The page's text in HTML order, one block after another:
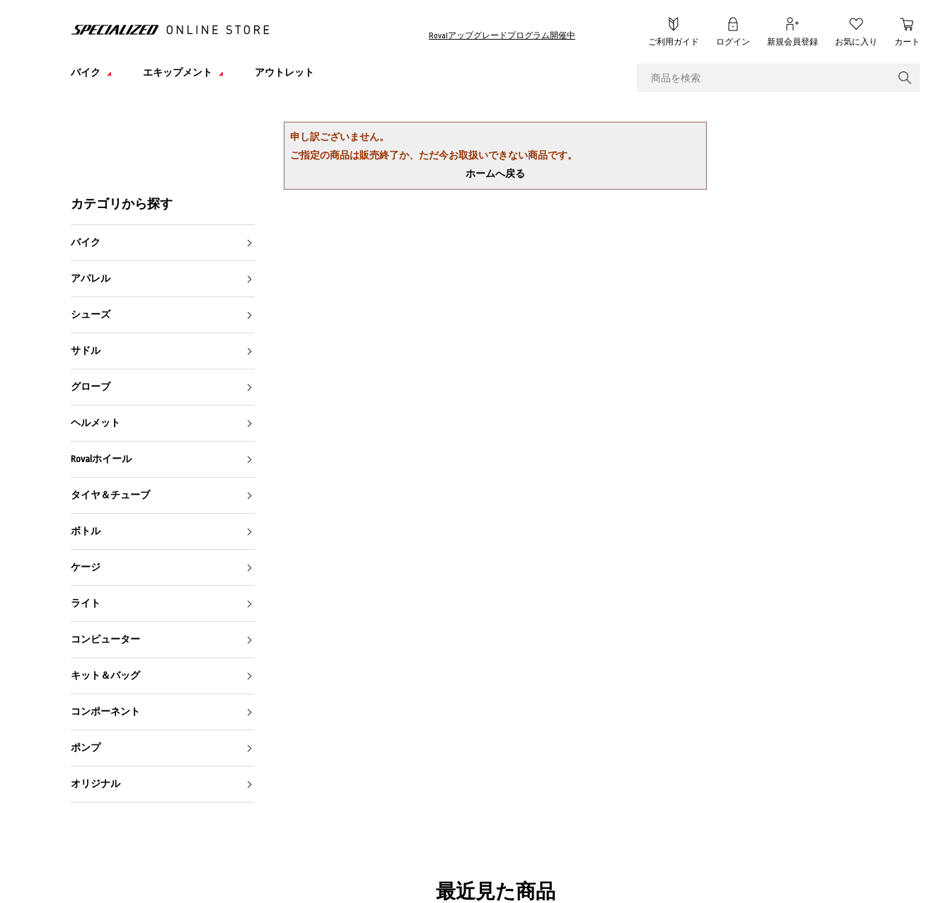
Rovalアップグレードプログラム開催中
ご利用ガイド ログイン 新規会員登録 お気に入り カート
バイク エキップメント アウトレット
申し訳ございません。
ご指定の商品は販売終了か、ただ今お取扱いできない商品です。
ホームへ戻る
カテゴリから探す
バイク
アパレル
シューズ
サドル
グローブ
ヘルメット
Rovalホイール
タイヤ＆チューブ
ボトル
ケージ
ライト
コンピューター
キット＆バッグ
コンポーネント
ポンプ
オリジナル
最近見た商品